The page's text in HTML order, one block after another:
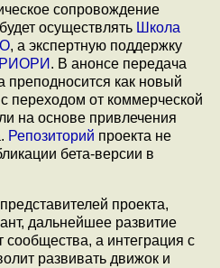
сопровождение
осуществлять Школа
, а экспертную поддержку
. В анонсе передача
преподносится как новый
переходом от коммерческой
на основе привлечения
Репозиторий проекта не
бета-версии в
проекта,
дальнейшее развитие
сообщества, а интеграция с
развивать движок и